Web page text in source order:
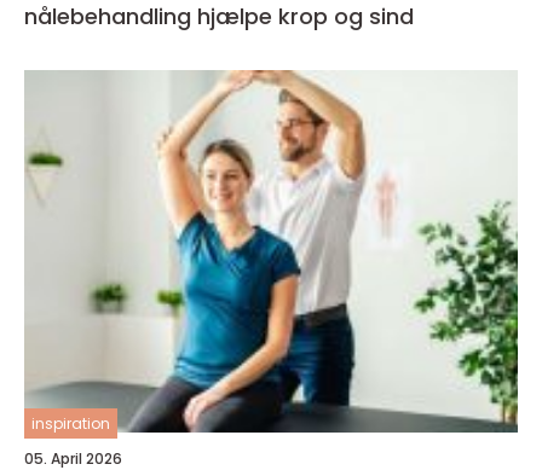
nålebehandling hjælpe krop og sind
inspiration
05. April 2026